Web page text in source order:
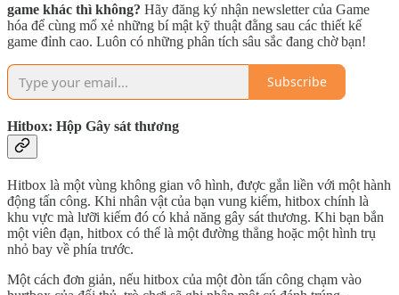
game khác thì không? Hãy đăng ký nhận newsletter của Game
hóa để cùng mổ xẻ những bí mật kỹ thuật đằng sau các thiết kế
game đỉnh cao. Luôn có những phân tích sâu sắc đang chờ bạn!
Subscribe
Hitbox: Hộp Gây sát thương
Hitbox là một vùng không gian vô hình, được gắn liền với một hành
động tấn công. Khi nhân vật của bạn vung kiếm, hitbox chính là
khu vực mà lưỡi kiếm đó có khả năng gây sát thương. Khi bạn bắn
một viên đạn, hitbox có thể là một đường thẳng hoặc một hình trụ
nhỏ bay về phía trước.
Một cách đơn giản, nếu hitbox của một đòn tấn công chạm vào